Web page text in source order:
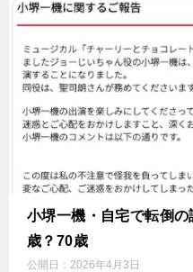
小堺一機・自宅で転倒
歳？70歳
公開日： 2026年4月3日